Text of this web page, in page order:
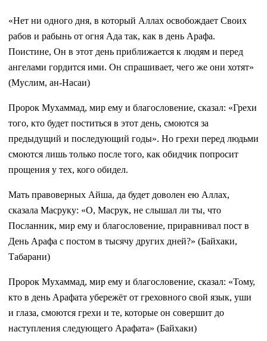
«Нет ни одного дня, в который Аллах освобождает Своих
рабов и рабынь от огня Ада так, как в день Арафа.
Поистине, Он в этот день приближается к людям и перед
ангелами гордится ими. Он спрашивает, чего же они хотят»
(Муслим, ан-Насаи)
Пророк Мухаммад, мир ему и благословение, сказал: «Грехи
того, кто будет поститься в этот день, смоются за
предыдущий и последующий годы». Но грехи перед людьми
смоются лишь только после того, как обидчик попросит
прощения у тех, кого обидел.
Мать правоверных Айша, да будет доволен ею Аллах,
сказала Масруку: «О, Масрук, не слышал ли ты, что
Посланник, мир ему и благословение, приравнивал пост в
День Арафа с постом в тысячу других дней?» (Байхаки,
Табарани)
Пророк Мухаммад, мир ему и благословение, сказал: «Тому,
кто в день Арафата убережёт от греховного свой язык, уши
и глаза, смоются грехи и те, которые он совершит до
наступления следующего Арафата» (Байхаки)